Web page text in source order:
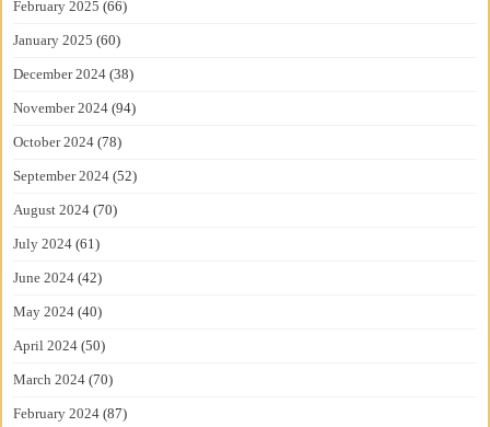
February 2025 (66)
January 2025 (60)
December 2024 (38)
November 2024 (94)
October 2024 (78)
September 2024 (52)
August 2024 (70)
July 2024 (61)
June 2024 (42)
May 2024 (40)
April 2024 (50)
March 2024 (70)
February 2024 (87)